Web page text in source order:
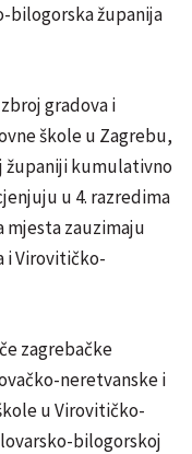
bilogorska županija
gradova i
škole u Zagrebu,
županiji kumulativno
u 4. razredima
mjesta zauzimaju
i Virovitičko-
zagrebačke
neretvanske i
u Virovitičko-
bilogorskoj